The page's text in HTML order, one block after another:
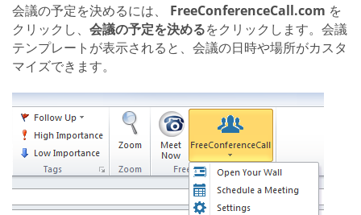
会議の予定を決めるには、 FreeConferenceCall.com を
クリックし、 会議の予定を決めるをクリックします。会議
テンプレートが表示されると、会議の日時や場所がカスタ
マイズできます。